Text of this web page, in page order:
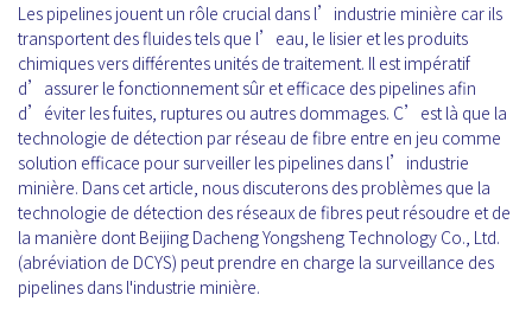
Les pipelines jouent un rôle crucial dans l’industrie minière car ils
transportent des fluides tels que l’eau, le lisier et les produits
chimiques vers différentes unités de traitement. Il est impératif
d’assurer le fonctionnement sûr et efficace des pipelines afin
d’éviter les fuites, ruptures ou autres dommages. C’est là que la
technologie de détection par réseau de fibre entre en jeu comme
solution efficace pour surveiller les pipelines dans l’industrie
minière. Dans cet article, nous discuterons des problèmes que la
technologie de détection des réseaux de fibres peut résoudre et de
la manière dont Beijing Dacheng Yongsheng Technology Co., Ltd.
(abréviation de DCYS) peut prendre en charge la surveillance des
pipelines dans l'industrie minière.